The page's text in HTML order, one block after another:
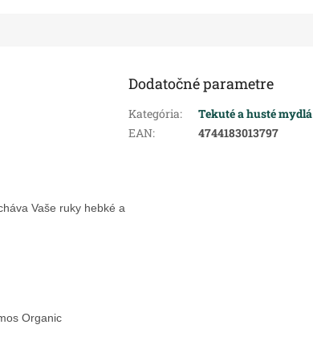
Vaše ruky hebké a
Organic
Dodatočné parametre
Kategória:
Tekuté a husté mydlá
EAN: 4744183013797